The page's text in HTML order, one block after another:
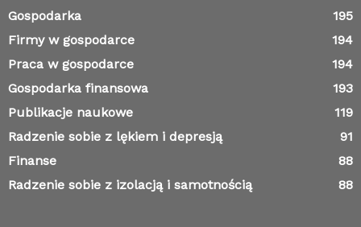
Gospodarka
195
Firmy w gospodarce
194
Praca w gospodarce
194
Gospodarka finansowa
193
Publikacje naukowe
119
Radzenie sobie z lękiem i depresją
91
Finanse
88
Radzenie sobie z izolacją i samotnością
88